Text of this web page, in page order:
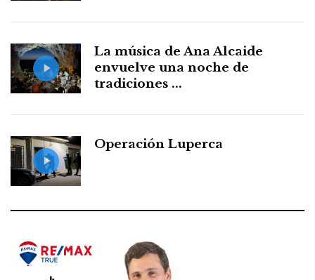
La música de Ana Alcaide
envuelve una noche de
tradiciones ...
Operación Luperca